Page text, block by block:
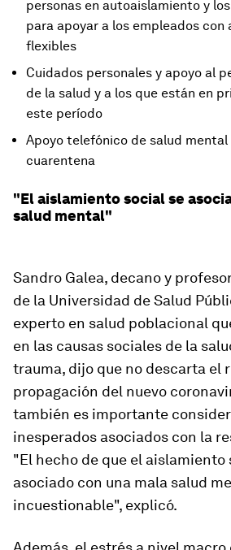
personas en autoaislamiento y
para apoyar a los empleados
flexibles
Cuidados personales y apoyo al
de la salud y a los que están en
este período
Apoyo telefónico de salud mental
cuarentena
"El aislamiento social se
salud mental"
Sandro Galea, decano y
de la Universidad de Salud
experto en salud poblacional
en las causas sociales de la
trauma, dijo que no descarta el
propagación del nuevo
también es importante
inesperados asociados con la
"El hecho de que el aislamiento
asociado con una mala salud
incuestionable", explicó.